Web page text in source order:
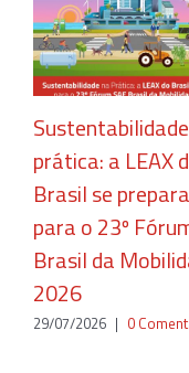
prática: a LEAX
Brasil se prepara
para o 23º
Brasil da
2026
29/07/2026 | 0